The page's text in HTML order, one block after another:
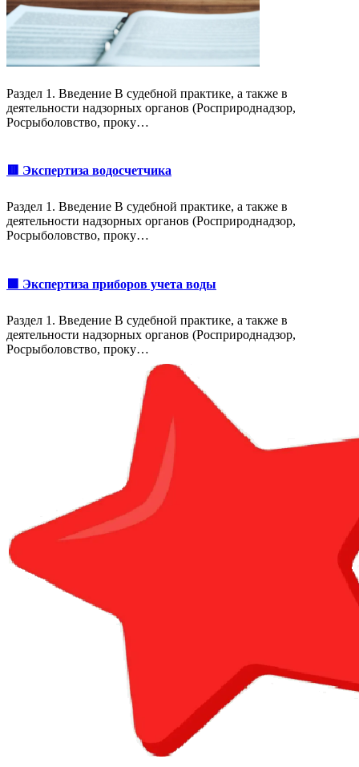
Раздел 1. Введение В судебной практике, а также в
деятельности надзорных органов (Росприроднадзор,
Росрыболовство, проку…
🟥 Экспертиза водосчетчика
Раздел 1. Введение В судебной практике, а также в
деятельности надзорных органов (Росприроднадзор,
Росрыболовство, проку…
🟩 Экспертиза приборов учета воды
Раздел 1. Введение В судебной практике, а также в
деятельности надзорных органов (Росприроднадзор,
Росрыболовство, проку…